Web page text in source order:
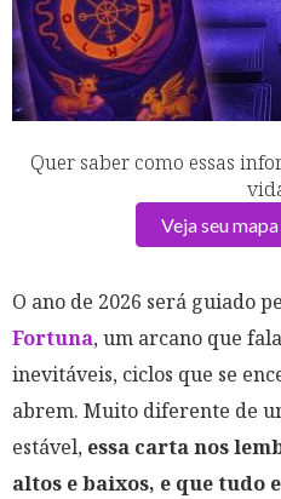
Quer saber como essas
Veja seu
O ano de 2026 será guiado
Fortuna, um arcano que
inevitáveis, ciclos que se
abrem. Muito diferente de
estável, essa carta nos
altos e baixos, e que tudo